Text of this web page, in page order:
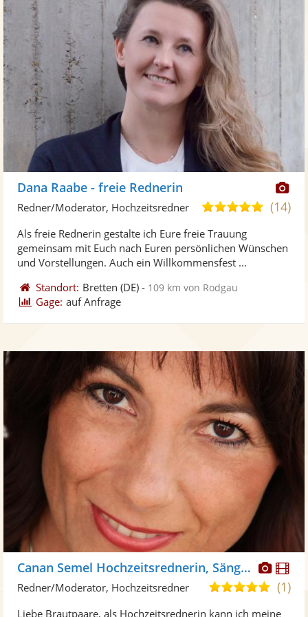
Dana Raabe - freie Rednerin
4,9(14)
Redner/Moderator, Hochzeitsredner
Als freie Rednerin gestalte ich Eure freie Trauung
gemeinsam mit Euch nach Euren persönlichen Wünschen
und Vorstellungen. Auch ein Willkommensfest ...
Standort: Bretten (DE) - 109 km von Rodgau
Gage: auf Anfrage
Canan Semel Hochzeitsrednerin, Sängerin
5,0(1)
Redner/Moderator, Hochzeitsredner
Liebe Brautpaare, als Hochzeitsrednerin kann ich meine